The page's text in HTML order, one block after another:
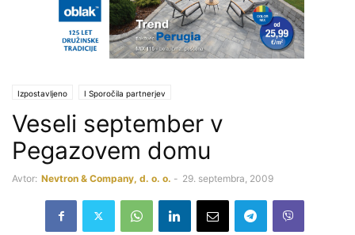
Izpostavljeno Ι Sporočila partnerjev
Veseli september v
Pegazovem domu
Avtor: Nevtron & Company, d. o. o. - 29. septembra, 2009